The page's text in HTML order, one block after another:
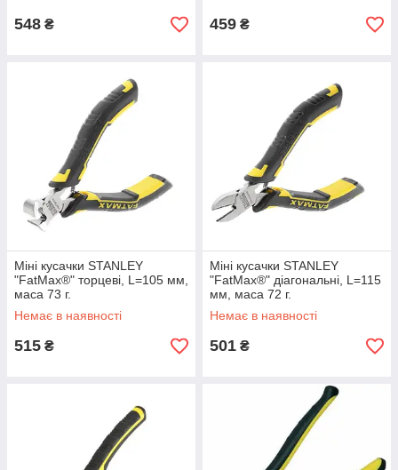
548 ₴ 459 ₴
Міні кусачки STANLEY
"FatMax®" торцеві, L=105 мм,
маса 73 г.
Немає в наявності
515 ₴
Міні кусачки STANLEY
"FatMax®" діагональні, L=115
мм, маса 72 г.
Немає в наявності
501 ₴